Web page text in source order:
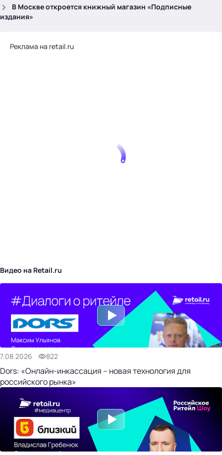
В Москве откроется книжный магазин «Подписные
издания»
Реклама на retail.ru
Видео на Retail.ru
7.08.2026 822
Dors: «Онлайн-инкассация – новая технология для
российского рынка»